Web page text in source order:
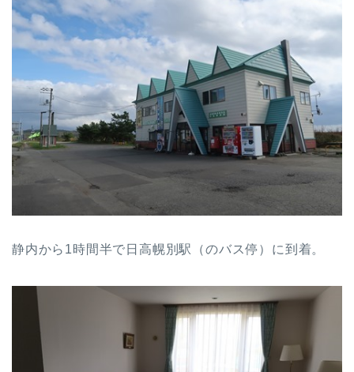
静内から1時間半で日高幌別駅（のバス停）に到着。